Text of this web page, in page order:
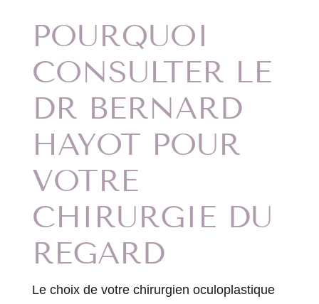
POURQUOI
CONSULTER LE
DR BERNARD
HAYOT POUR
VOTRE
CHIRURGIE DU
REGARD
Le choix de votre chirurgien oculoplastique